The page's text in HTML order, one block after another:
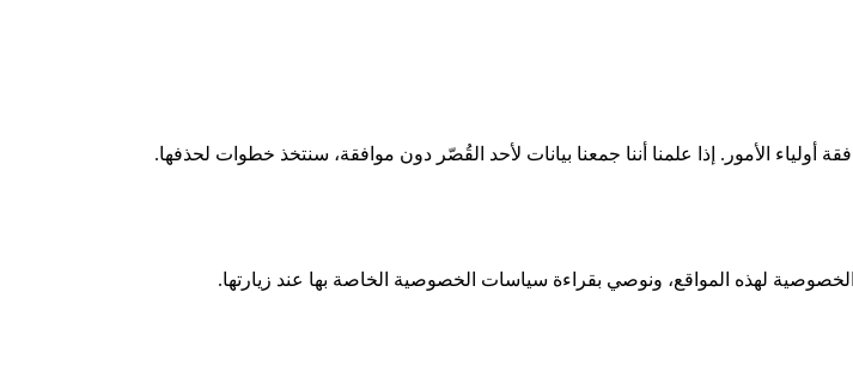
الأمور. إذا علمنا أننا جمعنا بيانات لأحد القُصّر دون موافقة، سنتخذ خطوات لحذفها.
لهذه المواقع، ونوصي بقراءة سياسات الخصوصية الخاصة بها عند زيارتها.